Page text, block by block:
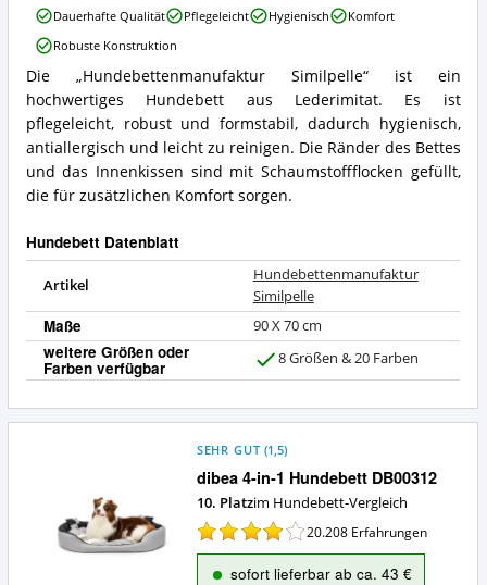
Hundebettenmanufaktur
Similpelle
Zusammenfassung:
Was
bietet
dieses
Hundebett?
Die „Hundebettenmanufaktur Similpelle“ ist ein
hochwertiges Hundebett aus Lederimitat. Es ist
pflegeleicht, robust und formstabil, dadurch hygienisch,
antiallergisch und leicht zu reinigen. Die Ränder des Bettes
und das Innenkissen sind mit Schaumstoffflocken gefüllt,
die für zusätzlichen Komfort sorgen.
Hundebett Datenblatt
Artikel
Hundebettenmanufaktur
Similpelle
Maße 90 X 70 cm
weitere Größen oder
Farben verfügbar 8 Größen & 20 Farben
Hundebettenmanufaktur
Similpelle
Vorteile:
Was
spricht
für
dieses
Hundebett?
Dauerhafte Qualität Pflegeleicht Hygienisch
Komfort
Robuste Konstruktion
dibea 4-in-1 Hundebett DB00312
SEHR GUT (1,5)
10. Platzim Hundebett-Vergleich
20.208 Erfahrungen
sofort lieferbar ab ca. 43 €